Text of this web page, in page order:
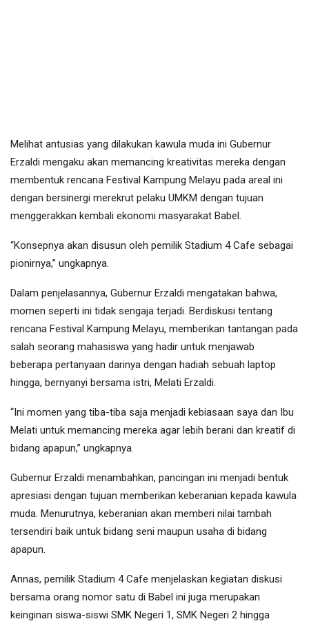
Melihat antusias yang dilakukan kawula muda ini Gubernur
Erzaldi mengaku akan memancing kreativitas mereka dengan
membentuk rencana Festival Kampung Melayu pada areal ini
dengan bersinergi merekrut pelaku UMKM dengan tujuan
menggerakkan kembali ekonomi masyarakat Babel.
“Konsepnya akan disusun oleh pemilik Stadium 4 Cafe sebagai
pionirnya,” ungkapnya.
Dalam penjelasannya, Gubernur Erzaldi mengatakan bahwa,
momen seperti ini tidak sengaja terjadi. Berdiskusi tentang
rencana Festival Kampung Melayu, memberikan tantangan pada
salah seorang mahasiswa yang hadir untuk menjawab
beberapa pertanyaan darinya dengan hadiah sebuah laptop
hingga, bernyanyi bersama istri, Melati Erzaldi.
“Ini momen yang tiba-tiba saja menjadi kebiasaan saya dan Ibu
Melati untuk memancing mereka agar lebih berani dan kreatif di
bidang apapun,” ungkapnya.
Gubernur Erzaldi menambahkan, pancingan ini menjadi bentuk
apresiasi dengan tujuan memberikan keberanian kepada kawula
muda. Menurutnya, keberanian akan memberi nilai tambah
tersendiri baik untuk bidang seni maupun usaha di bidang
apapun.
Annas, pemilik Stadium 4 Cafe menjelaskan kegiatan diskusi
bersama orang nomor satu di Babel ini juga merupakan
keinginan siswa-siswi SMK Negeri 1, SMK Negeri 2 hingga